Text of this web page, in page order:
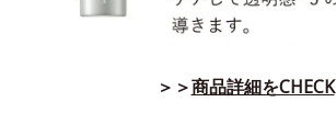
＞＞商品詳細をCHECK